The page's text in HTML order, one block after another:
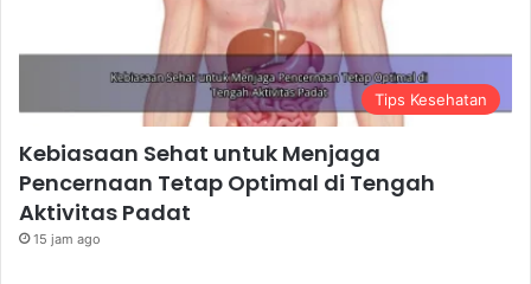
Mengatasi Masalah dengan
Sehat
Jangan ragu untuk mencari bantuan profesional jika
serius. Terapis atau konselor dapat membantu Anda
mengatasi masalah dan mengembangkan mekanisme
koping yang sehat.
Tips Kesehatan
Kebiasaan Sehat untuk Menjaga
Pencernaan Tetap Optimal di Tengah
Aktivitas Padat
15 jam ago